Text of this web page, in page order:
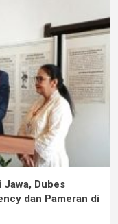
Dubes
dan Pameran di